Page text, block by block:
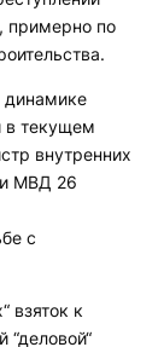
примерно по
динамике
в текущем
внутренних
МВД 26
с
взяток к